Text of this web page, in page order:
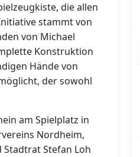
die allen
stammt von
von Michael
Konstruktion
Hände von
der sowohl
am Spielplatz in
Nordheim,
Stefan Loh
Bauzeichner/Bautechniker
(m/w/d)